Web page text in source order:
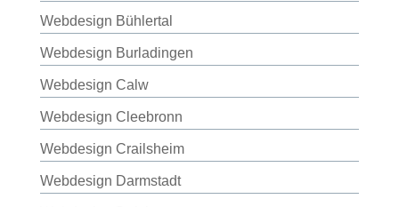
Webdesign Bühlertal
Webdesign Burladingen
Webdesign Calw
Webdesign Cleebronn
Webdesign Crailsheim
Webdesign Darmstadt